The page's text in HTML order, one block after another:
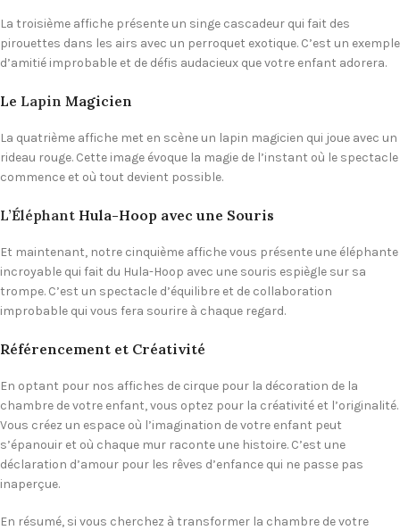
La troisième affiche présente un singe cascadeur qui fait des
pirouettes dans les airs avec un perroquet exotique. C’est un exemple
d’amitié improbable et de défis audacieux que votre enfant adorera.
Le Lapin Magicien
La quatrième affiche met en scène un lapin magicien qui joue avec un
rideau rouge. Cette image évoque la magie de l’instant où le spectacle
commence et où tout devient possible.
L’Éléphant Hula-Hoop avec une Souris
Et maintenant, notre cinquième affiche vous présente une éléphante
incroyable qui fait du Hula-Hoop avec une souris espiègle sur sa
trompe. C’est un spectacle d’équilibre et de collaboration
improbable qui vous fera sourire à chaque regard.
Référencement et Créativité
En optant pour nos affiches de cirque pour la décoration de la
chambre de votre enfant, vous optez pour la créativité et l’originalité.
Vous créez un espace où l’imagination de votre enfant peut
s’épanouir et où chaque mur raconte une histoire. C’est une
déclaration d’amour pour les rêves d’enfance qui ne passe pas
inaperçue.
En résumé, si vous cherchez à transformer la chambre de votre